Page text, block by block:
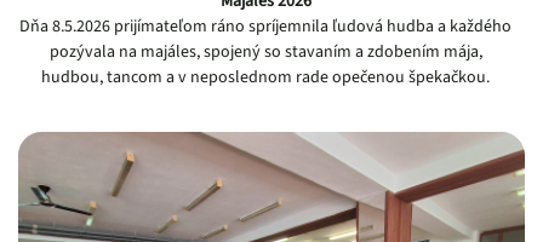
Dňa 8.5.2026 prijímateľom ráno spríjemnila ľudová hudba a každého
pozývala na majáles, spojený so stavaním a zdobením mája,
hudbou, tancom a v neposlednom rade opečenou špekačkou.